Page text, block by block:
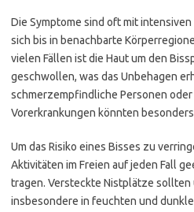
Die Symptome sind oft mit
sich bis in benachbarte
vielen Fällen ist die Haut um den
geschwollen, was das Unbehagen
schmerzempfindliche Personen
Vorerkrankungen könnten
Um das Risiko eines Bisses zu
Aktivitäten im Freien auf jeden Fall
tragen. Versteckte Nistplätze
insbesondere in feuchten und